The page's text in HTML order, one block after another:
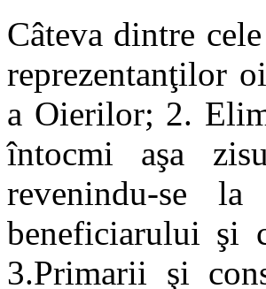
Câteva dintre
reprezentanţilor
a Oierilor; 2.
întocmi aşa
revenindu-se
beneficiarului şi
3.Primarii şi